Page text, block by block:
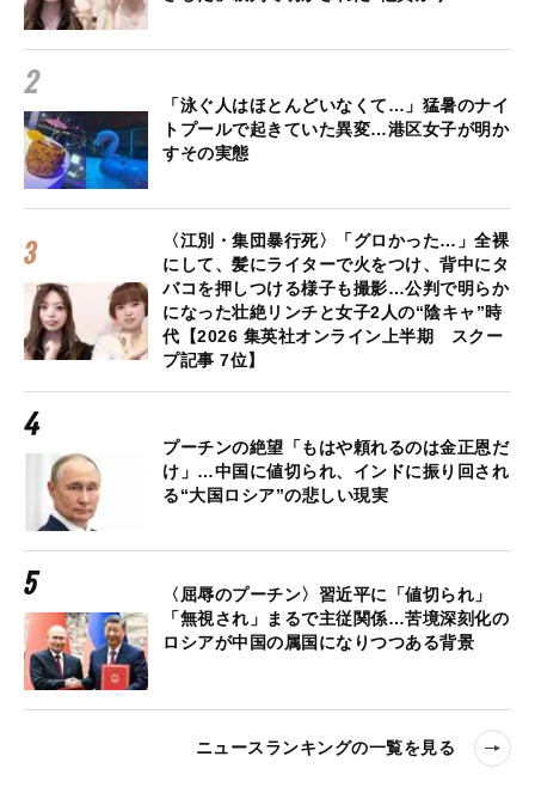
「泳ぐ人はほとんどいなくて…」猛暑のナイ
トプールで起きていた異変…港区女子が明か
すその実態
〈江別・集団暴行死〉「グロかった…」全裸
にして、髪にライターで火をつけ、背中にタ
バコを押しつける様子も撮影…公判で明らか
になった壮絶リンチと女子2人の“陰キャ”時
代【2026 集英社オンライン上半期 スクー
プ記事 7位】
プーチンの絶望「もはや頼れるのは金正恩だ
け」…中国に値切られ、インドに振り回され
る“大国ロシア”の悲しい現実
〈屈辱のプーチン〉習近平に「値切られ」
「無視され」まるで主従関係…苦境深刻化の
ロシアが中国の属国になりつつある背景
ニュースランキングの一覧を見る